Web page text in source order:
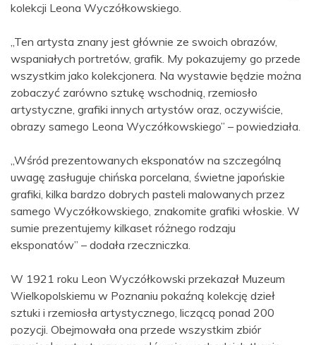
kolekcji Leona Wyczółkowskiego.
„Ten artysta znany jest głównie ze swoich obrazów,
wspaniałych portretów, grafik. My pokazujemy go przede
wszystkim jako kolekcjonera. Na wystawie będzie można
zobaczyć zarówno sztukę wschodnią, rzemiosło
artystyczne, grafiki innych artystów oraz, oczywiście,
obrazy samego Leona Wyczółkowskiego” – powiedziała.
„Wśród prezentowanych eksponatów na szczególną
uwagę zasługuje chińska porcelana, świetne japońskie
grafiki, kilka bardzo dobrych pasteli malowanych przez
samego Wyczółkowskiego, znakomite grafiki włoskie. W
sumie prezentujemy kilkaset różnego rodzaju
eksponatów” – dodała rzeczniczka.
W 1921 roku Leon Wyczółkowski przekazał Muzeum
Wielkopolskiemu w Poznaniu pokaźną kolekcję dzieł
sztuki i rzemiosła artystycznego, liczącą ponad 200
pozycji. Obejmowała ona przede wszystkim zbiór